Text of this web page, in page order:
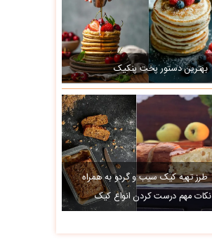
بهترین دستور پخت پنکیک
طرز تهیه کیک سیب و گردو به همراه
نکات مهم درست کردن انواع کیک